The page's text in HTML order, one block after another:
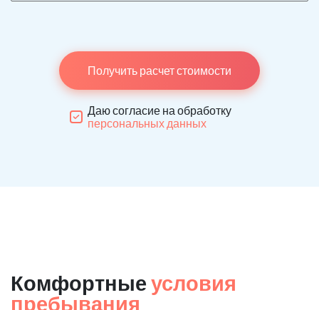
Получить расчет стоимости
Даю согласие на обработку
персональных данных
Комфортные условия
пребывания